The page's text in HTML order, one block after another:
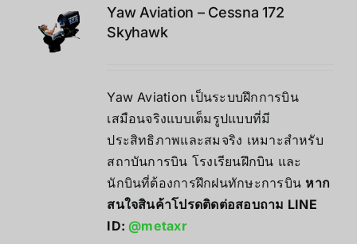
Yaw Aviation – Cessna 172
Skyhawk
Yaw Aviation เป็นระบบฝึกการบิน
เสมือนจริงแบบเต็มรูปแบบที่มี
ประสิทธิภาพและสมจริง เหมาะสำหรับ
สถาบันการบิน โรงเรียนฝึกบิน และ
นักบินที่ต้องการฝึกฝนทักษะการบิน หาก
สนใจสินค้าโปรดติดต่อสอบถาม LINE
ID:@metaxr